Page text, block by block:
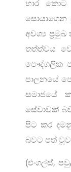
භාර
සොයාගෙන
අවශ්‍ය
තත්ත්වය
පෞද්ගලික
පාලනයේ
සමාජයේ
සේවාවක්
පිට කර
බවට පත්
(එංගල්ස්,